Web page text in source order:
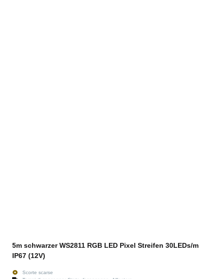
5m schwarzer WS2811 RGB LED Pixel Streifen 30LEDs/m
IP67 (12V)
Scorte scarse